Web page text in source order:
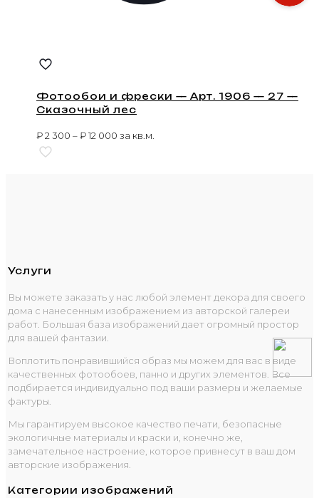
Фотообои и фрески — Арт. 1906 — 27 —
Сказочный лес
₽2 300 –₽12 000 за кв.м.
Услуги
Вы можете заказать у нас любой элемент декора для своего
дома с нанесенным изображением из авторской галереи
работ. Большая база изображений дает огромный простор
для вашей фантазии.
Воплотить понравившийся образ мы можем для вас в виде
качественных фотообоев, панно и других элементов. Все
подбирается индивидуально под ваши размеры и желаемые
фактуры.
Мы гарантируем высокое качество печати, безопасные
экологичные материалы и краски и, конечно же,
замечательное настроение, которое привнесут в ваш дом
авторские изображения.
Категории изображений